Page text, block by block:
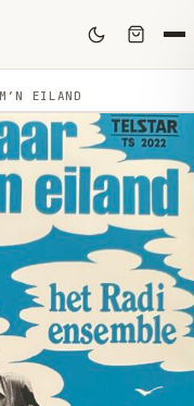
EILAND